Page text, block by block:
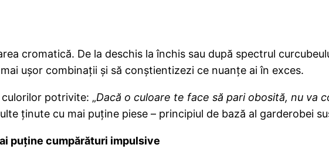
cromatică. De la deschis la închis sau după spectrul
ușor combinații și să conștientizezi ce nuanțe ai în exces.
potrivite: „Dacă o culoare te face să pari obosită, nu va
ținute cu mai puține piese – principiul de bază al garderobei
puține cumpărături impulsive